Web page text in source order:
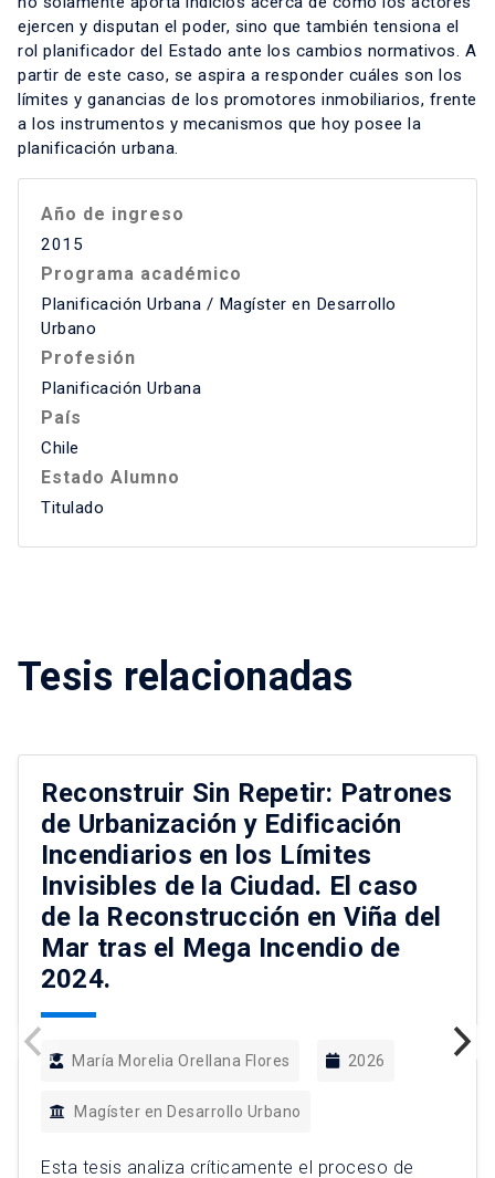
ejercen y disputan el poder, sino que también tensiona el
rol planificador del Estado ante los cambios normativos. A
partir de este caso, se aspira a responder cuáles son los
límites y ganancias de los promotores inmobiliarios, frente
a los instrumentos y mecanismos que hoy posee la
planificación urbana.
Año de ingreso
2015
Programa académico
Planificación Urbana / Magíster en Desarrollo
Urbano
Profesión
Planificación Urbana
País
Chile
Estado Alumno
Titulado
Tesis relacionadas
Reconstruir Sin Repetir: Patrones
de Urbanización y Edificación
Incendiarios en los Límites
Invisibles de la Ciudad. El caso
de la Reconstrucción en Viña del
Mar tras el Mega Incendio de
2024.
María Morelia Orellana Flores 2026
Magíster en Desarrollo Urbano
Esta tesis analiza críticamente el proceso de